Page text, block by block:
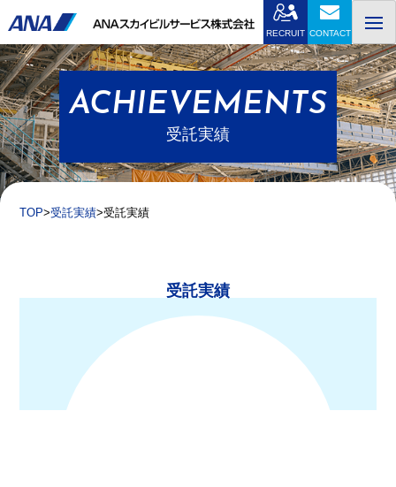
RECRUIT CONTACT
ACHIEVEMENTS
受託実績
TOP 受託実績 受託実績
受託実績